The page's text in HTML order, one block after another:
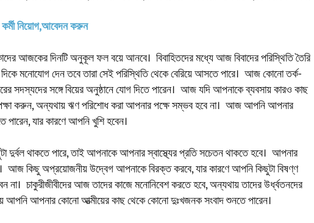
নিয়োগ,আবেদন করুন
আজকের দিনটি অনুকূল ফল বয়ে আনবে। বিবাহিতদের মধ্যে আজ বিবাদের পরিস্থিতি তৈরি
মনোযোগ দেন তবে তারা সেই পরিস্থিতি থেকে বেরিয়ে আসতে পারে। আজ কোনো তর্ক-
সদস্যদের সঙ্গে বিয়ের অনুষ্ঠানে যোগ দিতে পারেন। আজ যদি আপনাকে ব্যবসায় কারও কাছ
করুন, অন্যথায় ঋণ পরিশোধ করা আপনার পক্ষে সম্ভব হবে না। আজ আপনি আপনার
যার কারণে আপনি খুশি হবেন।
দুর্বল থাকতে পারে, তাই আপনাকে আপনার স্বাস্থ্যের প্রতি সচেতন থাকতে হবে। আপনার
আজ কিছু অপ্রয়োজনীয় উদ্বেগ আপনাকে বিরক্ত করবে, যার কারণে আপনি কিছুটা বিষণ্ণ
না। চাকুরীজীবীদের আজ তাদের কাজে মনোনিবেশ করতে হবে, অন্যথায় তাদের উর্ধ্বতনদের
আপনি আপনার কোনো আত্মীয়ের কাছ থেকে কোনো দুঃখজনক সংবাদ শুনতে পারেন।